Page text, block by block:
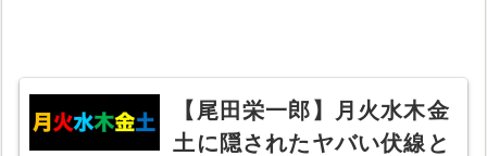
【尾田栄一郎】月火水木金
土に隠されたヤバい伏線と